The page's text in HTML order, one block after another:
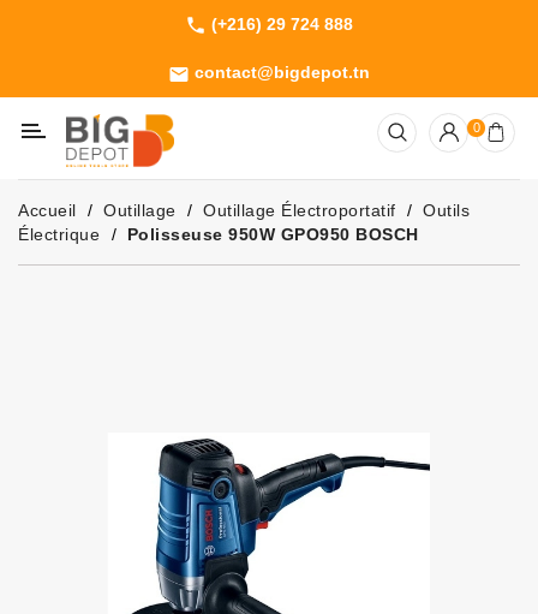
phone (+216) 29 724 888
email contact@bigdepot.tn
Machines
Outillage
Jardinage
Consommables
0
Accueil Outillage Outillage Électroportatif
Outils
Électrique
Polisseuse 950W GPO950 BOSCH